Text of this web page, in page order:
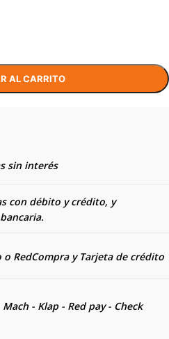
AL CARRITO
sin interés
con débito y crédito, y
RedCompra y Tarjeta de crédito
- Klap - Red pay - Check